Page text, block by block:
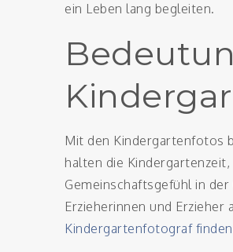
ein Leben lang begleiten.
Mit den Kindergartenfotos
halten die
Gemeinschaftsgefühl in
Erzieherinnen und
Kindergartenfotograf finden